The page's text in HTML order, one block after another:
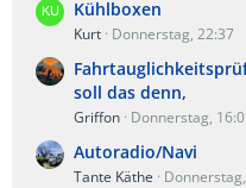
Kühlboxen
Kurt Donnerstag, 22:37
soll das denn,
Griffon Donnerstag,
Autoradio/Navi
Tante Käthe